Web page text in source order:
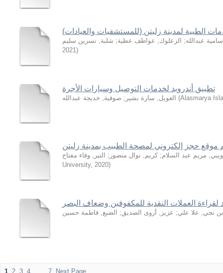
الطبية لمدينة زليتن (للمستشفيات والعيادات)
عبدالله; الزعلوك, عواطف عطية; شلبة, نسرين سليم
2021)
تطبيق أندرويد لخدمات التوصيل وسيارات الأجرة
الغويل, سارة بشير ; صوفية, خديجة عبدالله (Alasmarya
موقع حجز إلكتروني لمصحة الطبيب بمدينة زليتن
مريم عبد السلام; كريم, نوال منصور ;
التير, وفاء مفتاح
University, 2020)
بن نجي, علا علي; عزيز, أروى الصديق; الضبع, فاطمة حسين
1 2 3 4 7 Next Page